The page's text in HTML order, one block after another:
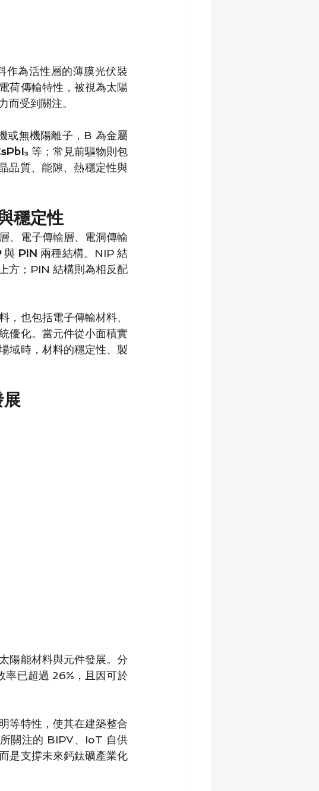
作為活性層的薄膜光伏裝
荷傳輸特性，被視為太陽
而受到關注。
或無機陽離子，B 為金屬
等；常見前驅物則包
品質、能隙、熱穩定性與
穩定性
、電子傳輸層、電洞傳輸
與 PIN 兩種結構。NIP 結
方；PIN 結構則為相反配
，也包括電子傳輸材料、
優化。當元件從小面積實
域時，材料的穩定性、製
陽能材料與元件發展。分
率已超過 26%，且因可於
等特性，使其在建築整合
關注的 BIPV、IoT 自供
是支撐未來鈣鈦礦產業化